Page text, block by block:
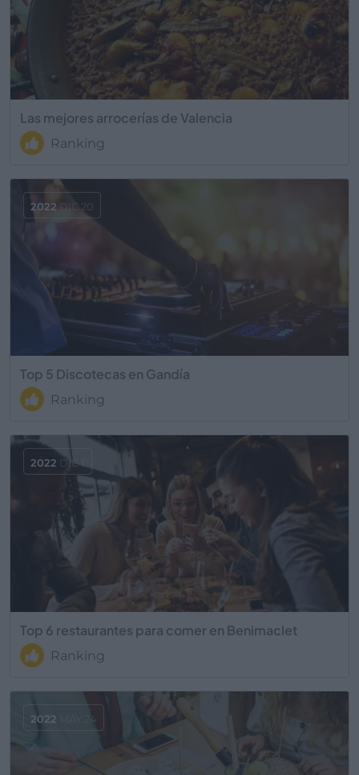
Las mejores arrocerías de Valencia
Ranking
Top 5 Discotecas en Gandía
Ranking
2022 DIC 20
Top 6 restaurantes para comer en Benimaclet
Ranking
2022 DIC 1
2022 MAY 24